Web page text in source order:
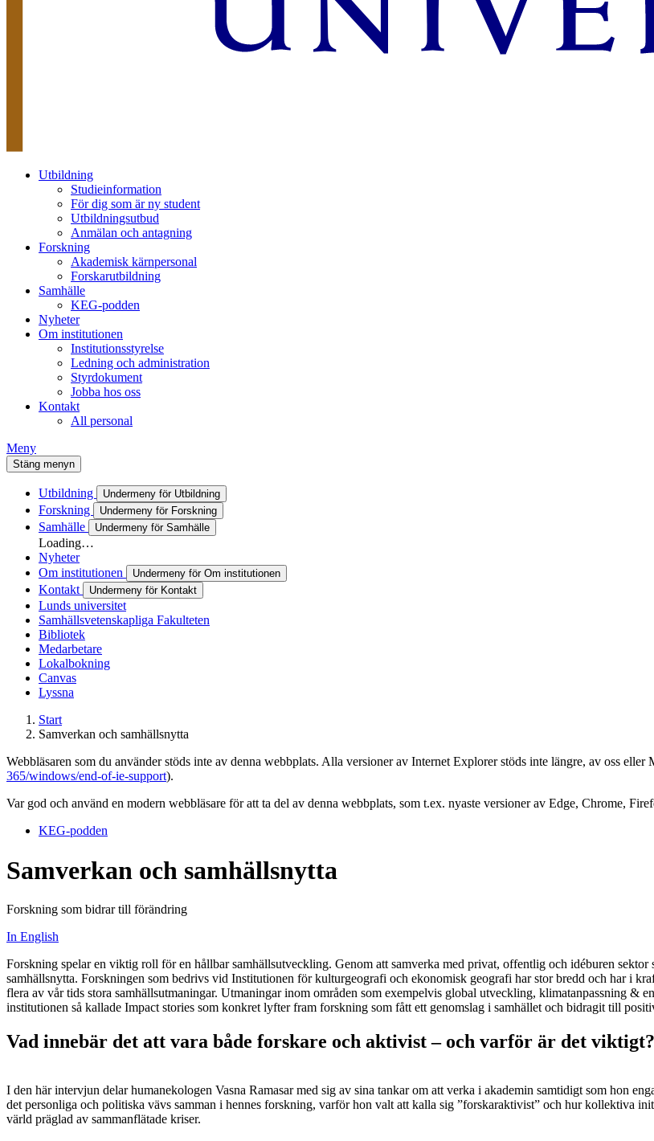
Utbildning
Studieinformation
För dig som är ny student
Utbildningsutbud
Anmälan och antagning
Forskning
Akademisk kärnpersonal
Forskarutbildning
Samhälle
KEG-podden
Nyheter
Om institutionen
Institutionsstyrelse
Ledning och administration
Styrdokument
Jobba hos oss
Kontakt
All personal
Meny
Stäng menyn
Utbildning Undermeny för Utbildning
Forskning Undermeny för Forskning
Samhälle Undermeny för Samhälle
Loading…
Nyheter
Om institutionen
Undermeny för Om institutionen
Kontakt Undermeny för Kontakt
Lunds universitet
Samhällsvetenskapliga Fakulteten
Bibliotek
Medarbetare
Lokalbokning
Canvas
Lyssna
Start
Samverkan och samhällsnytta
Webbläsaren som du använder stöds inte av denna webbplats. Alla versioner av Internet Explorer stöds inte längre, av oss eller
365/windows/end-of-ie-support).
Var god och använd en modern webbläsare för att ta del av denna webbplats, som t.ex. nyaste versioner av Edge, Chrome,
KEG-podden
Samverkan och samhällsnytta
Forskning som bidrar till förändring
In English
Forskning spelar en viktig roll för en hållbar samhällsutveckling. Genom att samverka med privat, offentlig och idéburen
samhällsnytta. Forskningen som bedrivs vid Institutionen för kulturgeografi och ekonomisk geografi har stor bredd och har i
flera av vår tids stora samhällsutmaningar. Utmaningar inom områden som exempelvis global utveckling, klimatanpassning &
institutionen så kallade Impact stories som konkret lyfter fram forskning som fått ett genomslag i samhället och bidragit till
Vad innebär det att vara både forskare och aktivist – och varför är det viktigt?
I den här intervjun delar humanekologen Vasna Ramasar med sig av sina tankar om att verka i akademin samtidigt som hon
det personliga och politiska vävs samman i hennes forskning, varför hon valt att kalla sig ”forskaraktivist” och hur kollektiva
värld präglad av sammanflätade kriser.